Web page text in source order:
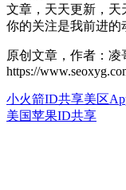
文章，天天更新，天
你的关注是我前进的
原创文章，作者：凌
https://
小火箭ID共享美区
美国苹果ID共享